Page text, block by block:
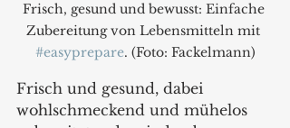
Frisch, gesund und bewusst: Einfache
Zubereitung von Lebensmitteln mit
#easyprepare. (Foto: Fackelmann)
Frisch und gesund, dabei
wohlschmeckend und mühelos